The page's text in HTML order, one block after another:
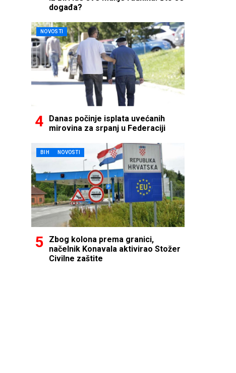
događa?
NOVOSTI
Danas počinje isplata uvećanih
mirovina za srpanj u Federaciji
BIH NOVOSTI
Zbog kolona prema granici,
načelnik Konavala aktivirao Stožer
Civilne zaštite